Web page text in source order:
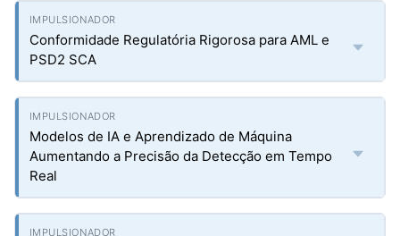
Conformidade Regulatória Rigorosa para AML e
PSD2 SCA
Modelos de IA e Aprendizado de Máquina
Aumentando a Precisão da Detecção em Tempo
Real